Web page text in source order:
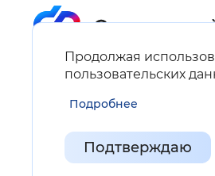
Продолжая
пользовательских
Подробнее
Подтверждаю
Карта сайта
Нашли ошибку на сайте?